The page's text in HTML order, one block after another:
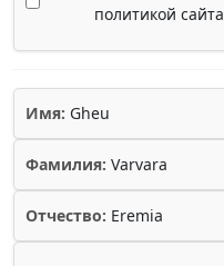
политикой сайта
Имя: Gheu
Фамилия: Varvara
Отчество: Eremia